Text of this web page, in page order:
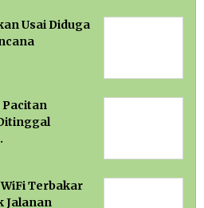
Usai Diduga
Pacitan
Terbakar
Jalanan